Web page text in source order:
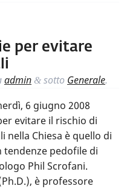
per evitare
admin & sotto Generale.
6 giugno 2008
evitare il rischio di
nella Chiesa è quello di
tendenze pedofile di
Phil Scrofani.
è professore